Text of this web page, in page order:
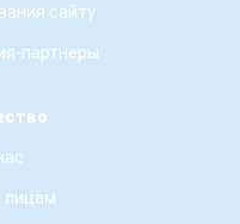
сайту
партнеры
лицам